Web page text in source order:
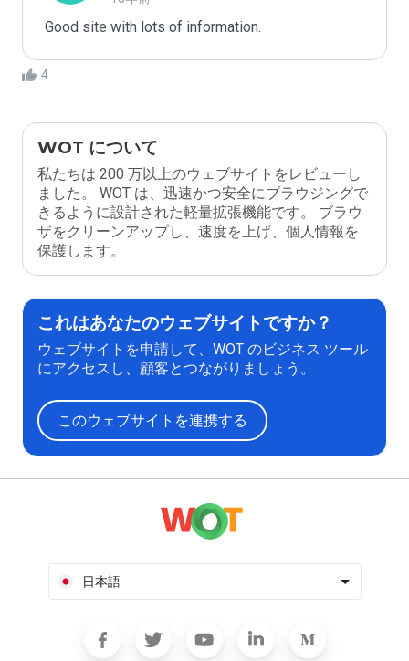
Good site with lots of information.
4
WOT について
私たちは 200 万以上のウェブサイトをレビューし
ました。 WOT は、迅速かつ安全にブラウジングで
きるように設計された軽量拡張機能です。 ブラウ
ザをクリーンアップし、速度を上げ、個人情報を
保護します。
これはあなたのウェブサイトですか？
ウェブサイトを申請して、WOT のビジネス ツール
にアクセスし、顧客とつながりましょう。
このウェブサイトを連携する
日本語